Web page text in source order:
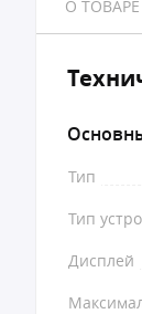
О ТОВАРЕ
Тип
Тип
Дисплей